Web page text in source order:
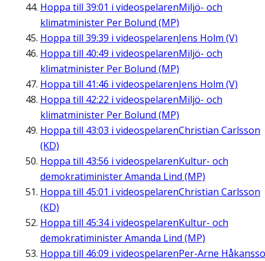
Hoppa till 39:01 i videospelarenMiljö- och
klimatminister Per Bolund (MP)
Hoppa till 39:39 i videospelarenJens Holm (V)
Hoppa till 40:49 i videospelarenMiljö- och
klimatminister Per Bolund (MP)
Hoppa till 41:46 i videospelarenJens Holm (V)
Hoppa till 42:22 i videospelarenMiljö- och
klimatminister Per Bolund (MP)
Hoppa till 43:03 i videospelarenChristian Carlsson
(KD)
Hoppa till 43:56 i videospelarenKultur- och
demokratiminister Amanda Lind (MP)
Hoppa till 45:01 i videospelarenChristian Carlsson
(KD)
Hoppa till 45:34i videospelarenKultur- och
demokratiminister Amanda Lind (MP)
Hoppa till 46:09 i videospelarenPer-Arne